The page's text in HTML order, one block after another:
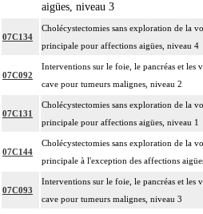
aigües, niveau 3
07C134
Cholécystectomies sans exploration de la
principale pour affections aigües, niveau 4
07C092
Interventions sur le foie, le pancréas et les
cave pour tumeurs malignes, niveau 2
07C131
Cholécystectomies sans exploration de la
principale pour affections aigües, niveau 1
07C144
Cholécystectomies sans exploration de la
principale à l'exception des affections
07C093
Interventions sur le foie, le pancréas et les
cave pour tumeurs malignes, niveau 3